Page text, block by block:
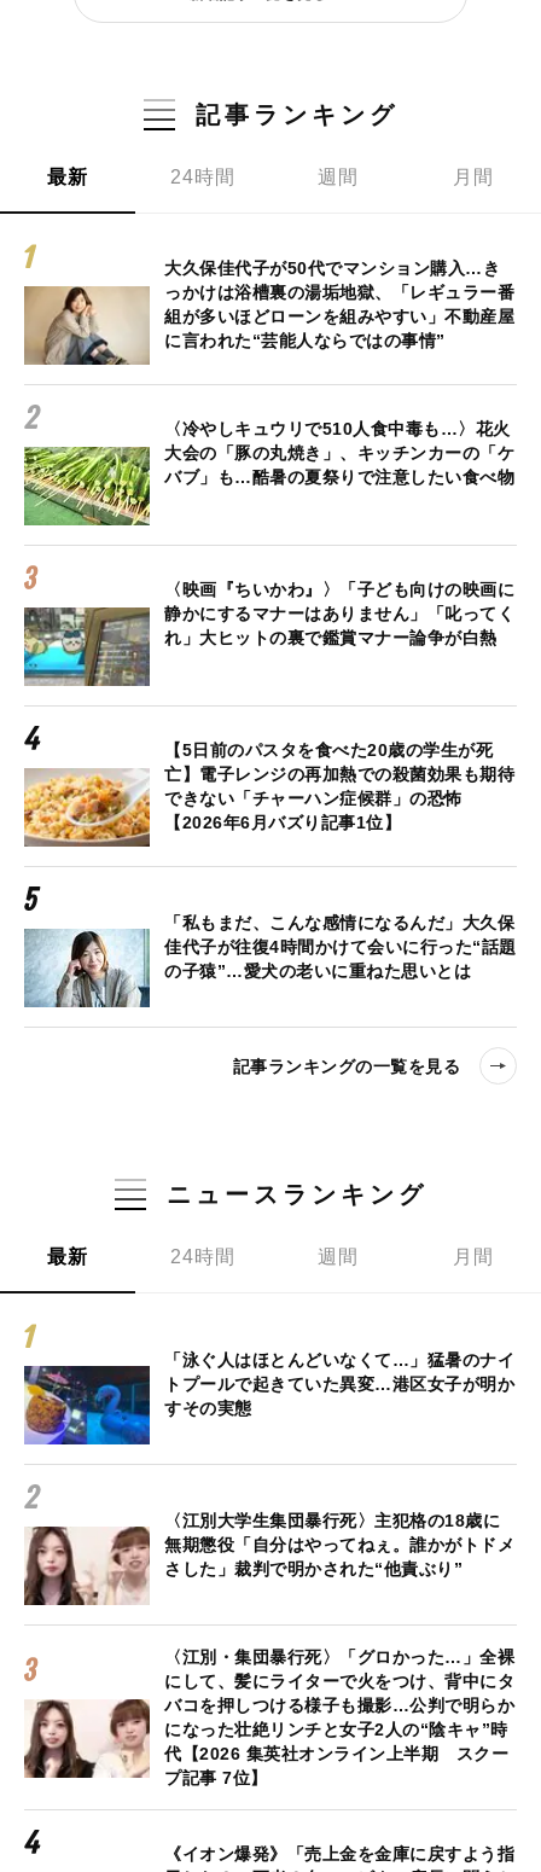
記事ランキング
最新 24時間 週間 月間
大久保佳代子が50代でマンション購入…き
っかけは浴槽裏の湯垢地獄、「レギュラー番
組が多いほどローンを組みやすい」不動産屋
に言われた“芸能人ならではの事情”
〈冷やしキュウリで510人食中毒も…〉花火
大会の「豚の丸焼き」、キッチンカーの「ケ
バブ」も…酷暑の夏祭りで注意したい食べ物
〈映画『ちいかわ』〉「子ども向けの映画に
静かにするマナーはありません」「叱ってく
れ」大ヒットの裏で鑑賞マナー論争が白熱
【5日前のパスタを食べた20歳の学生が死
亡】電子レンジの再加熱での殺菌効果も期待
できない「チャーハン症候群」の恐怖
【2026年6月バズり記事1位】
「私もまだ、こんな感情になるんだ」大久保
佳代子が往復4時間かけて会いに行った“話題
の子猿”…愛犬の老いに重ねた思いとは
記事ランキングの一覧を見る
ニュースランキング
最新 24時間 週間 月間
「泳ぐ人はほとんどいなくて…」猛暑のナイ
トプールで起きていた異変…港区女子が明か
すその実態
〈江別大学生集団暴行死〉主犯格の18歳に
無期懲役「自分はやってねぇ。誰かがトドメ
さした」裁判で明かされた“他責ぶり”
〈江別・集団暴行死〉「グロかった…」全裸
にして、髪にライターで火をつけ、背中にタ
バコを押しつける様子も撮影…公判で明らか
になった壮絶リンチと女子2人の“陰キャ”時
代【2026 集英社オンライン上半期 スクー
プ記事 7位】
《イオン爆発》「売上金を金庫に戻すよう指